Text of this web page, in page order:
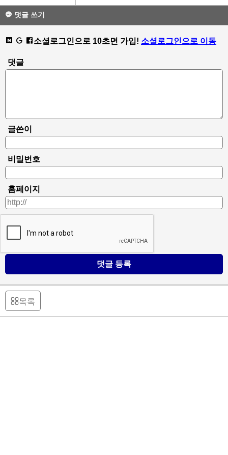
댓글 쓰기
소셜로그인으로 10초면 가입! 소셜로그인으로 이동
댓글
글쓴이
비밀번호
홈페이지
댓글 등록
목록